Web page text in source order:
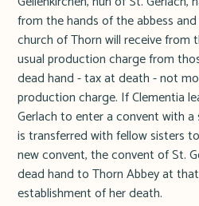
from the hands of the abbess
church of Thorn will receive from
usual production charge from
dead hand - tax at death - not
production charge. If Clementia
Gerlach to enter a convent with
is transferred with fellow sisters
new convent, the convent of St.
dead hand to Thorn Abbey at
establishment of her death.